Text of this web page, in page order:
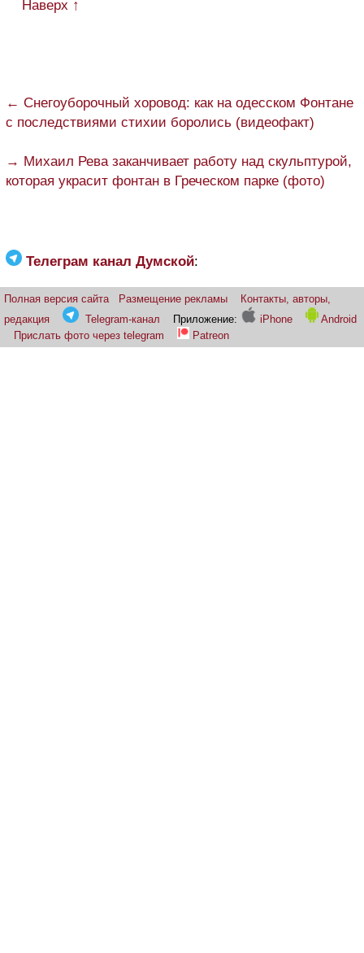
Наверх ↑
← Снегоуборочный хоровод: как на одесском Фонтане
с последствиями стихии боролись (видеофакт)
→ Михаил Рева заканчивает работу над скульптурой,
которая украсит фонтан в Греческом парке (фото)
Телеграм канал Думской:
Полная версия сайта Размещение рекламы
Контакты, авторы,
редакция
Telegram-канал Приложение: iPhone
Android
Прислать фото через telegram
Patreon